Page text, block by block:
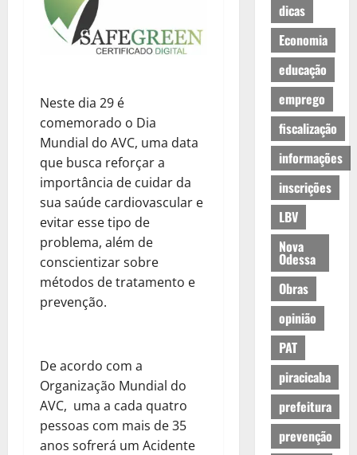
Neste dia 29 é
comemorado o Dia
Mundial do AVC, uma data
que busca reforçar a
importância de cuidar da
sua saúde cardiovascular e
evitar esse tipo de
problema, além de
conscientizar sobre
métodos de tratamento e
prevenção.
De acordo com a
Organização Mundial do
AVC, uma a cada quatro
pessoas com mais de 35
anos sofrerá um Acidente
dicas
Economia
educação
emprego
fiscalização
informações
inscrições
LBV
Nova
Odessa
Obras
opinião
PAT
piracicaba
prefeitura
prevenção